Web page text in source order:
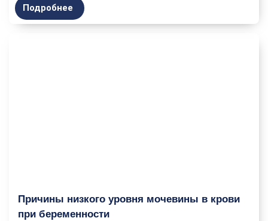
Подробнее
Причины низкого уровня мочевины в крови
при беременности